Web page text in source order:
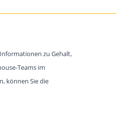
zu Gehalt,
Teams im
können Sie die